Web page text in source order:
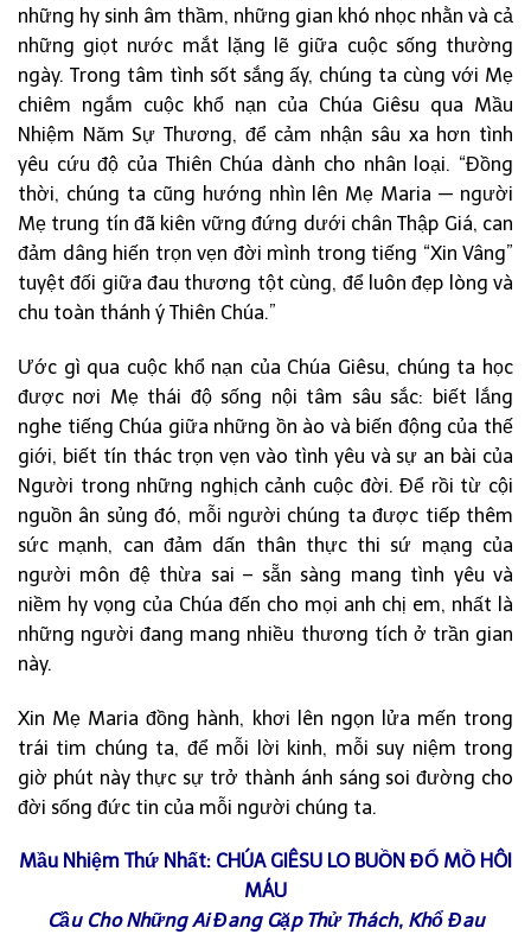
những hy sinh âm thầm, những gian khó nhọc nhằn và cả
những giọt nước mắt lặng lẽ giữa cuộc sống thường
ngày. Trong tâm tình sốt sắng ấy, chúng ta cùng với Mẹ
chiêm ngắm cuộc khổ nạn của Chúa Giêsu qua Mầu
Nhiệm Năm Sự Thương, để cảm nhận sâu xa hơn tình
yêu cứu độ của Thiên Chúa dành cho nhân loại. “Đồng
thời, chúng ta cũng hướng nhìn lên Mẹ Maria — người
Mẹ trung tín đã kiên vững đứng dưới chân Thập Giá, can
đảm dâng hiến trọn vẹn đời mình trong tiếng “Xin Vâng”
tuyệt đối giữa đau thương tột cùng, để luôn đẹp lòng và
chu toàn thánh ý Thiên Chúa.”
Ước gì qua cuộc khổ nạn của Chúa Giêsu, chúng ta học
được nơi Mẹ thái độ sống nội tâm sâu sắc: biết lắng
nghe tiếng Chúa giữa những ồn ào và biến động của thế
giới, biết tín thác trọn vẹn vào tình yêu và sự an bài của
Người trong những nghịch cảnh cuộc đời. Để rồi từ cội
nguồn ân sủng đó, mỗi người chúng ta được tiếp thêm
sức mạnh, can đảm dấn thân thực thi sứ mạng của
người môn đệ thừa sai – sẵn sàng mang tình yêu và
niềm hy vọng của Chúa đến cho mọi anh chị em, nhất là
những người đang mang nhiều thương tích ở trần gian
này.
Xin Mẹ Maria đồng hành, khơi lên ngọn lửa mến trong
trái tim chúng ta, để mỗi lời kinh, mỗi suy niệm trong
giờ phút này thực sự trở thành ánh sáng soi đường cho
đời sống đức tin của mỗi người chúng ta.
Mầu Nhiệm Thứ Nhất: CHÚA GIÊSU LO BUỒN ĐỔ MỒ HÔI
MÁU
Cầu Cho Những Ai Đang Gặp Thử Thách, Khổ Đau